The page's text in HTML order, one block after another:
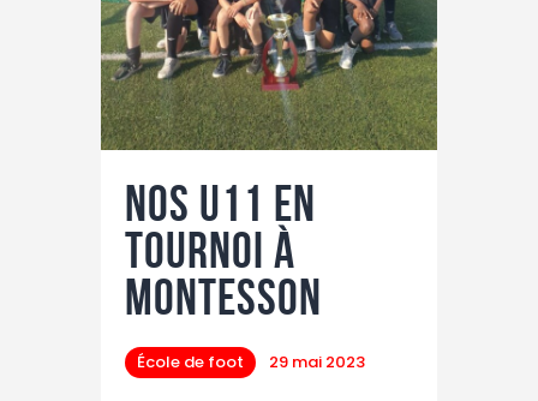
Nos U11 en
tournoi à
Montesson
École de foot 29 mai 2023